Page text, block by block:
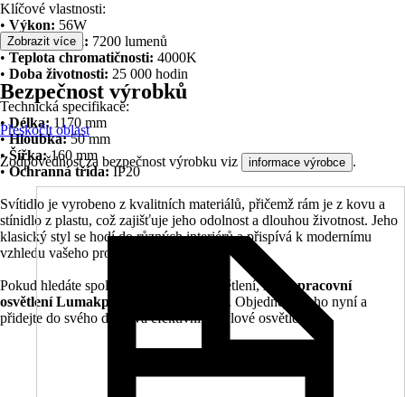
Klíčové vlastnosti:
• Výkon: 56W
•Světelný tok: 7200 lumenů
• Teplota chromatičnosti: 4000K
• Doba životnosti: 25 000 hodin
Technická specifikace:
•Délka:1170 mm
•Hloubka:50 mm
•Šířka:160 mm
•Ochranná třída:IP20
Svítidlo je vyrobeno z kvalitních materiálů, přičemž rám je z kovu a
stínidlo z plastu, což zajišťuje jeho odolnost a dlouhou životnost. Jeho
klasický styl se hodí do různých interiérů a přispívá k modernímu
vzhledu vašeho prostoru.
Pokud hledáte spolehlivé a úsporné osvětlení,LED pracovní
osvětlení Lumakpro
je skvělou volbou. Objednejte si ho nyní a
přidejte do svého domova efektivní a stylové osvětlení.
Zobrazit více
Bezpečnost výrobků
Přeskočit oblast
Zodpovědnost za bezpečnost výrobku viz informace výrobce .